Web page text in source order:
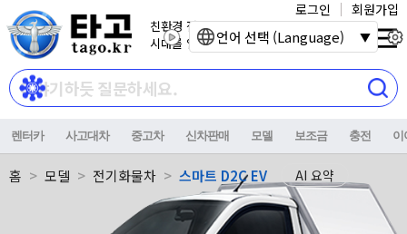
친환경 전기자동차
시대를 열어갑니다.
로그인 회원가입
렌터카 사고대차 중고차 신차판매 모델 보조금 충전 이
홈 모델 전기화물차 스마트 D2C EV AI 요약
언어 선택 (Language)